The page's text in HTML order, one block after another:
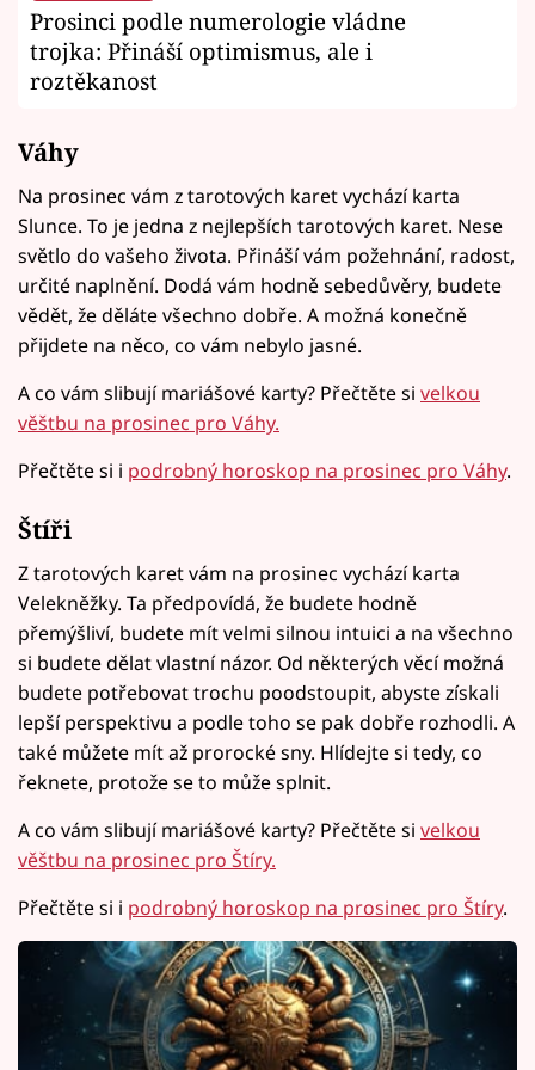
Prosinci podle numerologie vládne
trojka: Přináší optimismus, ale i
roztěkanost
Váhy
Na prosinec vám z tarotových karet vychází karta
Slunce. To je jedna z nejlepších tarotových karet. Nese
světlo do vašeho života. Přináší vám požehnání, radost,
určité naplnění. Dodá vám hodně sebedůvěry, budete
vědět, že děláte všechno dobře. A možná konečně
přijdete na něco, co vám nebylo jasné.
A co vám slibují mariášové karty? Přečtěte si velkou
věštbu na prosinec pro Váhy.
Přečtěte si i podrobný horoskop na prosinec pro Váhy.
Štíři
Z tarotových karet vám na prosinec vychází karta
Velekněžky. Ta předpovídá, že budete hodně
přemýšliví, budete mít velmi silnou intuici a na všechno
si budete dělat vlastní názor. Od některých věcí možná
budete potřebovat trochu poodstoupit, abyste získali
lepší perspektivu a podle toho se pak dobře rozhodli. A
také můžete mít až prorocké sny. Hlídejte si tedy, co
řeknete, protože se to může splnit.
A co vám slibují mariášové karty? Přečtěte si velkou
věštbu na prosinec pro Štíry.
Přečtěte si i podrobný horoskop na prosinec pro Štíry.